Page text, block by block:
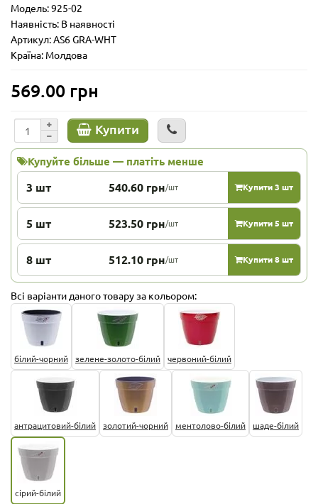
Модель:925-02
Наявність: В наявності
Артикул: AS6 GRA-WHT
Країна: Молдова
569.00 грн
Купити
Купуйте більше — платіть менше
3 шт 540.60 грн/шт Купити 3 шт
5 шт 523.50 грн/шт Купити 5 шт
8 шт 512.10 грн/шт Купити 8 шт
Всі варіанти даного товару за кольором:
білий-чорний зелене-золото-білий червоний-білий
антрацитовий-білий золотий-чорний ментолово-білий шаде-білий
сірий-білий